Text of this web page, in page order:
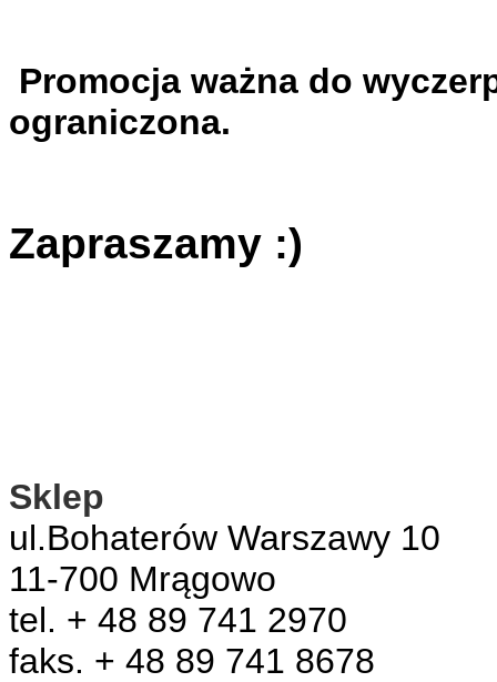
Promocja ważna do
ograniczona.
Zapraszamy :)
Sklep
ul.Bohaterów Warszawy 10
11-700 Mrągowo
tel. + 48 89 741 2970
faks. + 48 89 741 8678